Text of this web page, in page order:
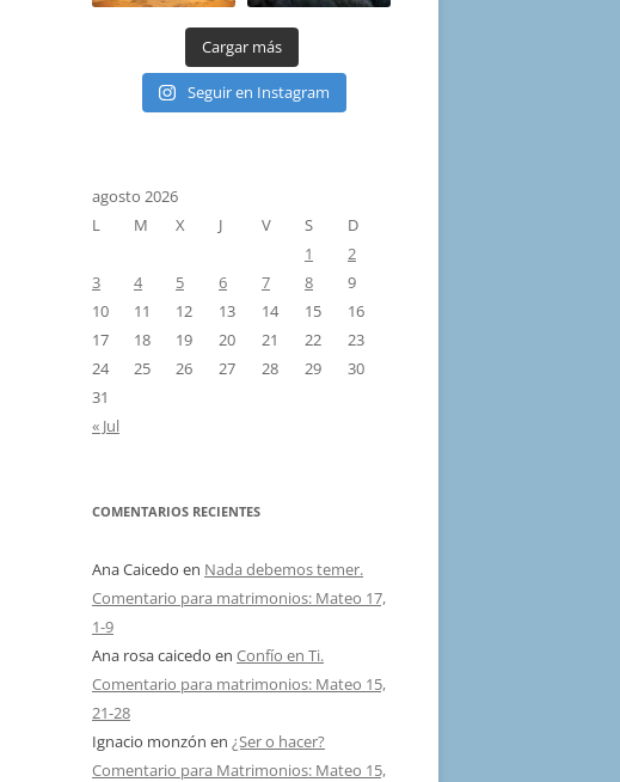
Cargar más
Seguir en Instagram
agosto 2026
L
M X J V S
D
1
2
3
4 5 6 7 8
9
10
11 12 13 14 15
16
17
18 19 20 21 22
23
24
25 26 27 28 29
30
31
« Jul
COMENTARIOS RECIENTES
Ana Caicedo en Nada debemos temer.
Comentario para matrimonios: Mateo 17,
1-9
Ana rosa caicedo en Confío en Ti.
Comentario para matrimonios: Mateo 15,
21-28
Ignacio monzón en ¿Ser o hacer?
Comentario para Matrimonios: Mateo 15,